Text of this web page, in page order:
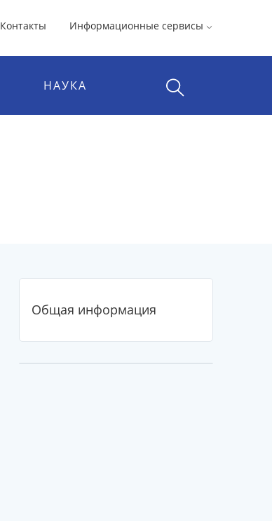
Контакты Информационные сервисы
НАУКА
Общая информация